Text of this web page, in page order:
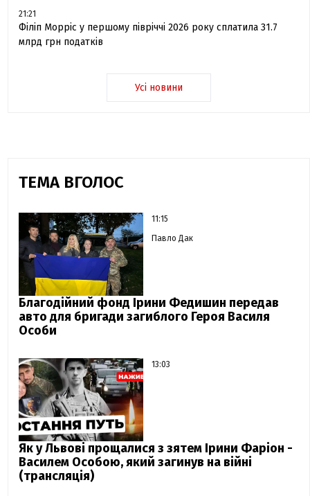
21:21
Філіп Морріс у першому півріччі 2026 року сплатила 31.7
млрд грн податків
Усі новини
ТЕМА ВГОЛОС
11:15
Павло Дак
Благодійний фонд Ірини Федишин передав
авто для бригади загиблого Героя Василя
Особи
13:03
Як у Львові прощалися з зятем Ірини Фаріон -
Василем Особою, який загинув на війні
(трансляція)